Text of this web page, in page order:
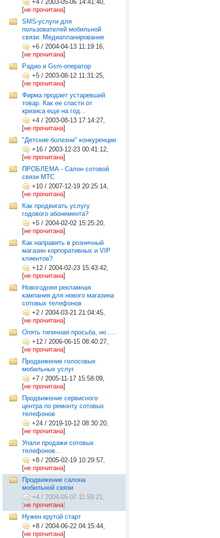
+4 / 2003-05-06 14:41:40,
[не прочитана]
SMS-услуги для
пользователей мобильной
связи. Медиапланирование
+6 / 2004-04-13 11:19:16,
[не прочитана]
Радио и Gsm-оператор
+5 / 2003-08-12 11:31:25,
[не прочитана]
Фирма продает устаревший
товар. Как ее спасти от
кризиса еще на год...
+4 / 2003-08-13 17:14:27,
[не прочитана]
"Детские болезни" конкуренции
+16 / 2003-12-23 00:41:12,
[не прочитана]
ПРОБЛЕМА - Салон сотовой
связи МТС
+10 / 2007-12-19 20:25:14,
[не прочитана]
Как продвигать услугу
годового абонемента?
+5 / 2004-02-02 15:25:20,
[не прочитана]
Как направить в розничный
магазин корпоративных и VIP
клиентов?
+12 / 2004-02-23 15:43:42,
[не прочитана]
Новогодняя рекламная
кампания для нового магазина
сотовых телефонов
+2 / 2004-03-21 21:04:45,
[не прочитана]
Опять типичная просьба, но ....
+12 / 2006-06-15 08:40:27,
[не прочитана]
Продвижение голосовых
мобильных услуг
+7 / 2005-11-17 15:58:09,
[не прочитана]
Продвижение сервисного
центра по ремонту сотовых
телефонов
+24 / 2019-10-12 08:30:20,
[не прочитана]
Упали продажи сотовых
телефонов...
+8 / 2005-02-19 10:29:57,
[не прочитана]
Продвижение салона
мобильной связи
+4 / 2004-05-07 11:59:21,
[не прочитана]
Нужен крутой старт
+8 / 2004-06-22 04:15:44,
[не прочитана]